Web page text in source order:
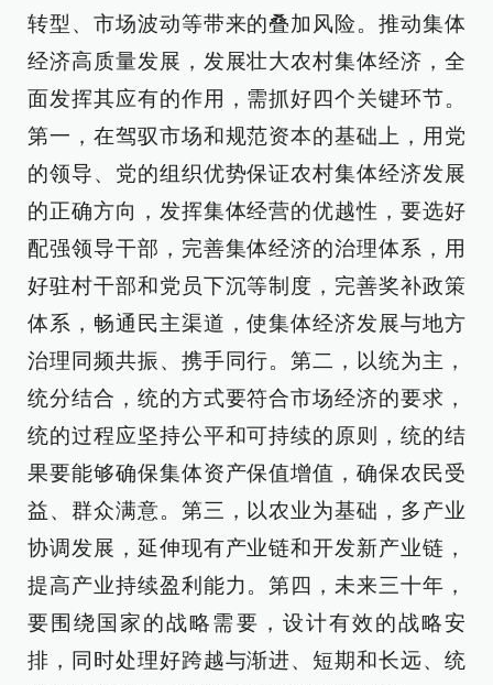
转型、市场波动等带来的叠加风险。推动集体
经济高质量发展，发展壮大农村集体经济，全
面发挥其应有的作用，需抓好四个关键环节。
第一，在驾驭市场和规范资本的基础上，用党
的领导、党的组织优势保证农村集体经济发展
的正确方向，发挥集体经营的优越性，要选好
配强领导干部，完善集体经济的治理体系，用
好驻村干部和党员下沉等制度，完善奖补政策
体系，畅通民主渠道，使集体经济发展与地方
治理同频共振、携手同行。第二，以统为主，
统分结合，统的方式要符合市场经济的要求，
统的过程应坚持公平和可持续的原则，统的结
果要能够确保集体资产保值增值，确保农民受
益、群众满意。第三，以农业为基础，多产业
协调发展，延伸现有产业链和开发新产业链，
提高产业持续盈利能力。第四，未来三十年，
要围绕国家的战略需要，设计有效的战略安
排，同时处理好跨越与渐进、短期和长远、统